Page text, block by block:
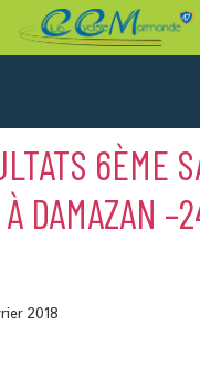
6ÈME
DAMAZAN
2018